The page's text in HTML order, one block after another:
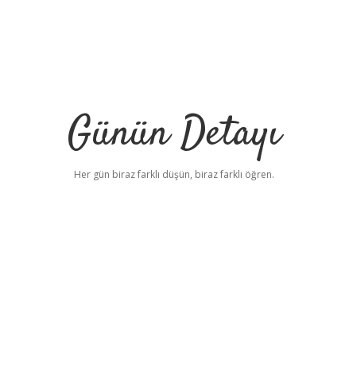
Günün Detayı
Her gün biraz farklı düşün, biraz farklı öğren.